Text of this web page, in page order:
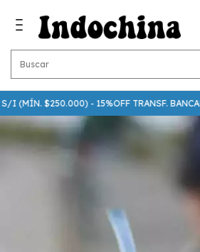
$250.000) - 15%OFF TRANSF. BANCARIA